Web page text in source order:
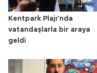
Kentpark Plajı'nda
vatandaşlarla bir araya
geldi